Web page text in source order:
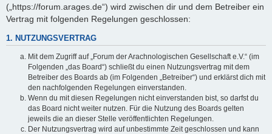
(„https://forum.arages.de“) wird zwischen dir und dem Betreiber ein
Vertrag mit folgenden Regelungen geschlossen:
1. NUTZUNGSVERTRAG
Mit dem Zugriff auf „Forum der Arachnologischen Gesellschaft e.V.“ (im
Folgenden „das Board“) schließt du einen Nutzungsvertrag mit dem
Betreiber des Boards ab (im Folgenden „Betreiber“) und erklärst dich mit
den nachfolgenden Regelungen einverstanden.
Wenn du mit diesen Regelungen nicht einverstanden bist, so darfst du
das Board nicht weiter nutzen. Für die Nutzung des Boards gelten
jeweils die an dieser Stelle veröffentlichten Regelungen.
Der Nutzungsvertrag wird auf unbestimmte Zeit geschlossen und kann